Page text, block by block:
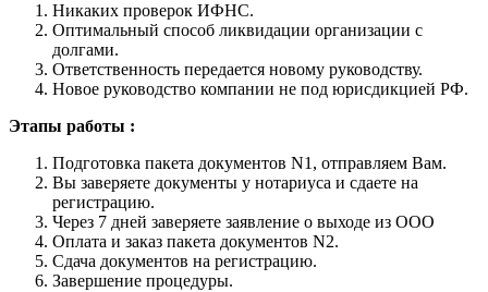
Никаких проверок ИФНС.
Оптимальный способ ликвидации организации с
долгами.
Ответственность передается новому руководству.
Новое руководство компании не под юрисдикцией РФ.
Этапы работы :
Подготовка пакета документов N1, отправляем Вам.
Вы заверяете документы у нотариуса и сдаете на
регистрацию.
Через 7 дней заверяете заявление о выходе из ООО
Оплата и заказ пакета документов N2.
Сдача документов на регистрацию.
Завершение процедуры.